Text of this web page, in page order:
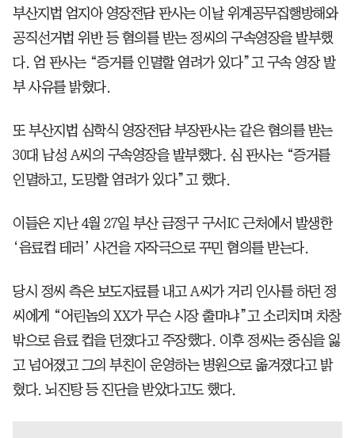
부산지법 엄지아 영장전담 판사는 이날 위계공무집행방해와
공직선거법 위반 등 혐의를 받는 정씨의 구속영장을 발부했
다. 엄 판사는 “증거를 인멸할 염려가 있다”고 구속 영장 발
부 사유를 밝혔다.
또 부산지법 심학식 영장전담 부장판사는 같은 혐의를 받는
30대 남성 A씨의 구속영장을 발부했다. 심 판사는 “증거를
인멸하고, 도망할 염려가 있다”고 했다.
이들은 지난 4월 27일 부산 금정구 구서IC 근처에서 발생한
‘음료컵 테러’ 사건을 자작극으로 꾸민 혐의를 받는다.
당시 정씨 측은 보도자료를 내고 A씨가 거리 인사를 하던 정
씨에게 “어린놈의 XX가 무슨 시장 출마냐”고 소리치며 차창
밖으로 음료 컵을 던졌다고 주장했다. 이후 정씨는 중심을 잃
고 넘어졌고 그의 부친이 운영하는 병원으로 옮겨졌다고 밝
혔다. 뇌진탕 등 진단을 받았다고도 했다.